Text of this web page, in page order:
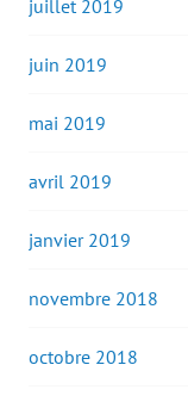
juillet 2019
juin 2019
mai 2019
avril 2019
janvier 2019
novembre 2018
octobre 2018